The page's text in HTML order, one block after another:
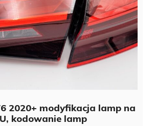
2020+ modyfikacja lamp na
kodowanie lamp